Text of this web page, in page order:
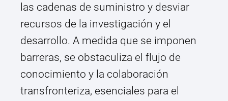
las cadenas de suministro y desviar
recursos de la investigación y el
desarrollo. A medida que se imponen
barreras, se obstaculiza el flujo de
conocimiento y la colaboración
transfronteriza, esenciales para el